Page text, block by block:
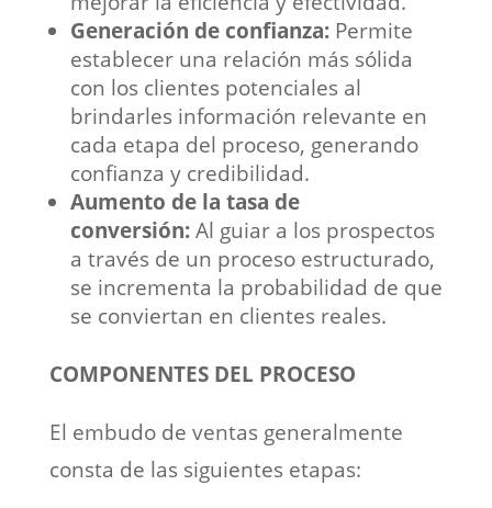
Generación de confianza:Permite
establecer una relación más sólida
con los clientes potenciales al
brindarles información relevante en
cada etapa del proceso, generando
confianza y credibilidad.
Aumento de la tasa de
conversión:Al guiar a los prospectos
a través de un proceso estructurado,
se incrementa la probabilidad de que
se conviertan en clientes reales.
COMPONENTES DEL PROCESO
El embudo de ventas generalmente
consta de las siguientes etapas: